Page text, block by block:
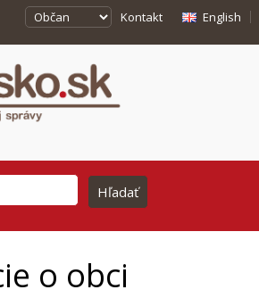
Kontakt English
o obci